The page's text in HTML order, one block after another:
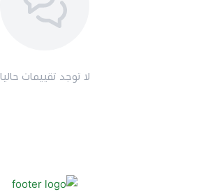
لا توجد تقييمات حاليا